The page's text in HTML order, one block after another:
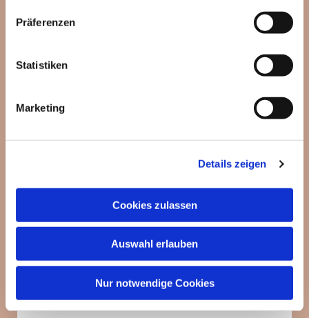
Präferenzen
Statistiken
Marketing
Details zeigen
Cookies zulassen
Auswahl erlauben
Nur notwendige Cookies
Dies könnte Sie auch